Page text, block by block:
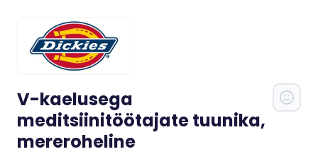
V-kaelusega
meditsiinitöötajate tuunika,
mereroheline